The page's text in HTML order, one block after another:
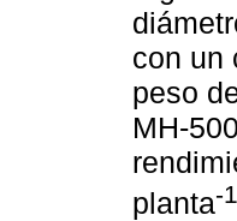
con un
peso
MH-
planta-1